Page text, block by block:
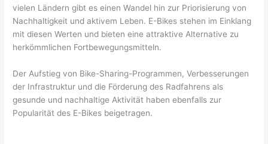
vielen Ländern gibt es einen Wandel hin zur Priorisierung von
Nachhaltigkeit und aktivem Leben. E-Bikes stehen im Einklang
mit diesen Werten und bieten eine attraktive Alternative zu
herkömmlichen Fortbewegungsmitteln.
Der Aufstieg von Bike-Sharing-Programmen, Verbesserungen
der Infrastruktur und die Förderung des Radfahrens als
gesunde und nachhaltige Aktivität haben ebenfalls zur
Popularität des E-Bikes beigetragen.